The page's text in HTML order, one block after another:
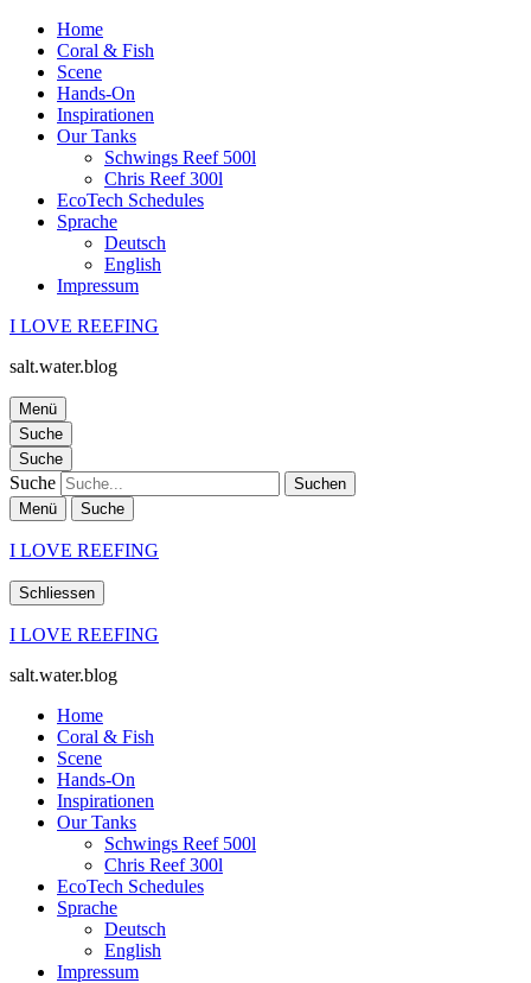
Home
Coral & Fish
Scene
Hands-On
Inspirationen
Our Tanks
Schwings Reef 500l
Chris Reef 300l
EcoTech Schedules
Sprache
Deutsch
English
Impressum
I LOVE REEFING
salt.water.blog
Menü
Suche
Suche
Suche
Menü Suche
I LOVE REEFING
Schliessen
I LOVE REEFING
salt.water.blog
Home
Coral & Fish
Scene
Hands-On
Inspirationen
Our Tanks
Schwings Reef 500l
Chris Reef 300l
EcoTech Schedules
Sprache
Deutsch
English
Impressum